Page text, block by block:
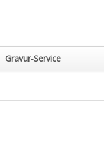
Gravur-Service